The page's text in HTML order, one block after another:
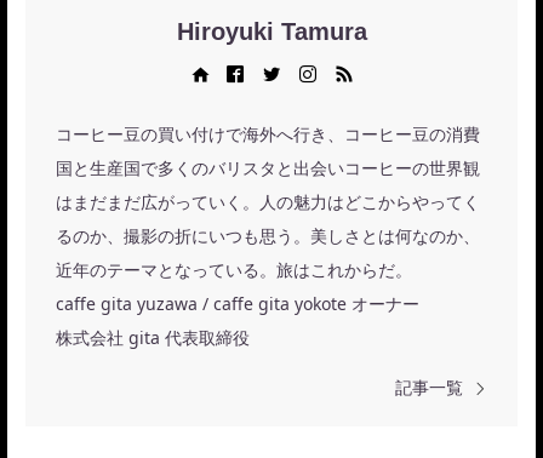
Hiroyuki Tamura
Instagram RSS
コーヒー豆の買い付けで海外へ行き、コーヒー豆の消費
国と生産国で多くのバリスタと出会いコーヒーの世界観
はまだまだ広がっていく。人の魅力はどこからやってく
るのか、撮影の折にいつも思う。美しさとは何なのか、
近年のテーマとなっている。旅はこれからだ。
caffe gita yuzawa / caffe gita yokote オーナー
株式会社 gita 代表取締役
記事一覧